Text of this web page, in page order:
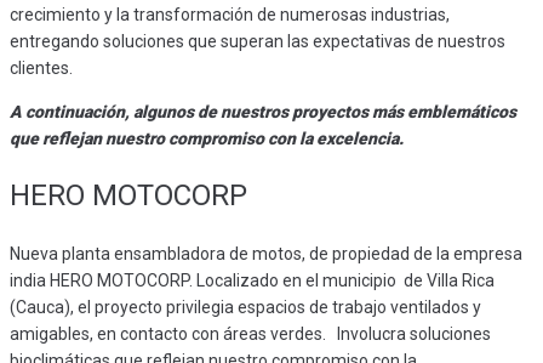
crecimiento y la transformación de numerosas industrias,
entregando soluciones que superan las expectativas de nuestros
clientes.
A continuación, algunos de nuestros proyectos más emblemáticos
que reflejan nuestro compromiso con la excelencia.
HERO MOTOCORP
Nueva planta ensambladora de motos, de propiedad de la empresa
india HERO MOTOCORP. Localizado en el municipio de Villa Rica
(Cauca), el proyecto privilegia espacios de trabajo ventilados y
amigables, en contacto con áreas verdes. Involucra soluciones